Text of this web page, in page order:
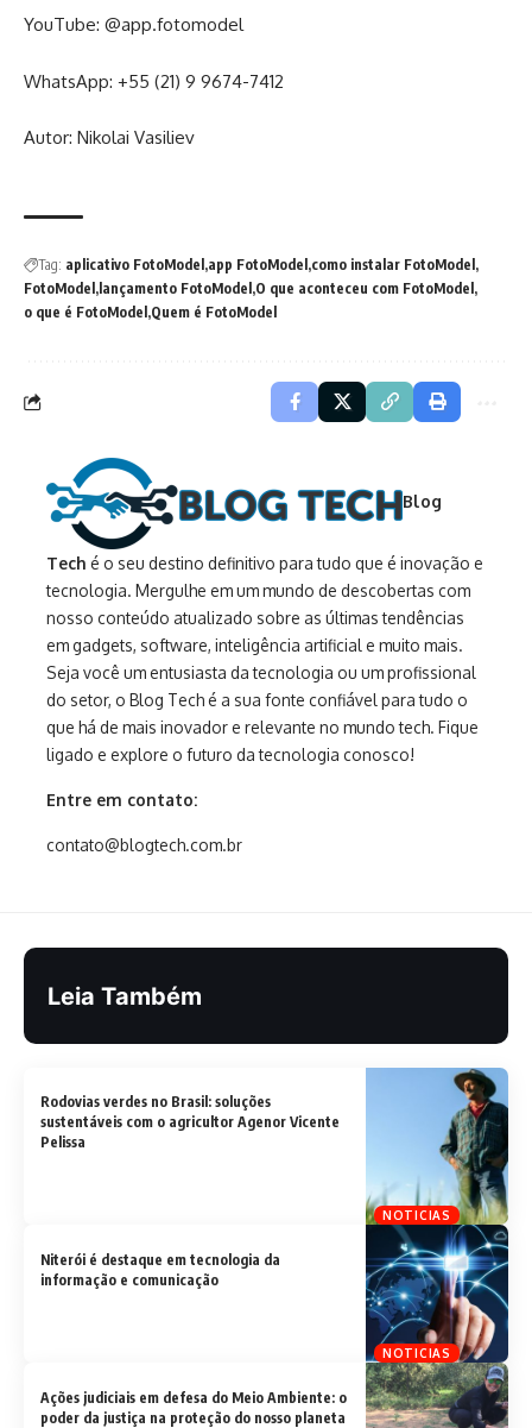
YouTube: @app.fotomodel
WhatsApp: +55 (21) 9 9674-7412
Autor: Nikolai Vasiliev
Tag: aplicativo FotoModel app FotoModel como instalar FotoModel
FotoModel lançamento FotoModel O que aconteceu com FotoModel
o que é FotoModel Quem é FotoModel
Blog
Tech é o seu destino definitivo para tudo que é inovação e
tecnologia. Mergulhe em um mundo de descobertas com
nosso conteúdo atualizado sobre as últimas tendências
em gadgets, software, inteligência artificial e muito mais.
Seja você um entusiasta da tecnologia ou um profissional
do setor, o Blog Tech é a sua fonte confiável para tudo o
que há de mais inovador e relevante no mundo tech. Fique
ligado e explore o futuro da tecnologia conosco!
Entre em contato:
contato@blogtech.com.br
Leia Também
NOTICIAS
Rodovias verdes no Brasil: soluções
sustentáveis com o agricultor Agenor Vicente
Pelissa
NOTICIAS
Niterói é destaque em tecnologia da
informação e comunicação
Ações judiciais em defesa do Meio Ambiente: o
poder da justiça na proteção do nosso planeta